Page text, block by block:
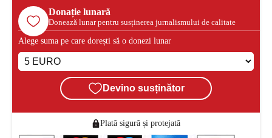
Donație lunară
Donează lunar pentru susținerea jurnalismului de calitate
Alege suma pe care dorești să o donezi lunar
Devino susținător
Plată sigură și protejată